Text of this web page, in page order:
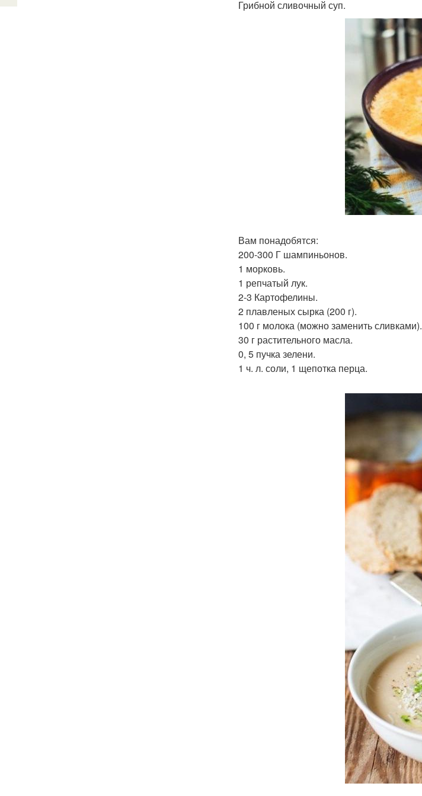
Грибной сливочный суп.
Вам понадобятся:
200-300 Г шампиньонов.
1 морковь.
1 репчатый лук.
2-3 Картофелины.
2 плавленых сырка (200 г).
100 г молока (можно заменить сливками).
30 г растительного масла.
0, 5 пучка зелени.
1 ч. л. соли, 1 щепотка перца.